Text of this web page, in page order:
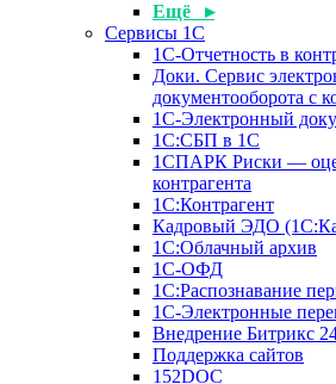
Ещё ▸
Сервисы 1С
1С-Отчетность в
Доки. Сервис
документооборота с
1С-Электронный
1С:СБП в 1С
1СПАРК Риски —
контрагента
1С:Контрагент
Кадровый ЭДО
1С:Облачный архив
1С-ОФД
1С:Распознавание
1С-Электронные
Внедрение Битрикс
Поддержка сайтов
152DOC